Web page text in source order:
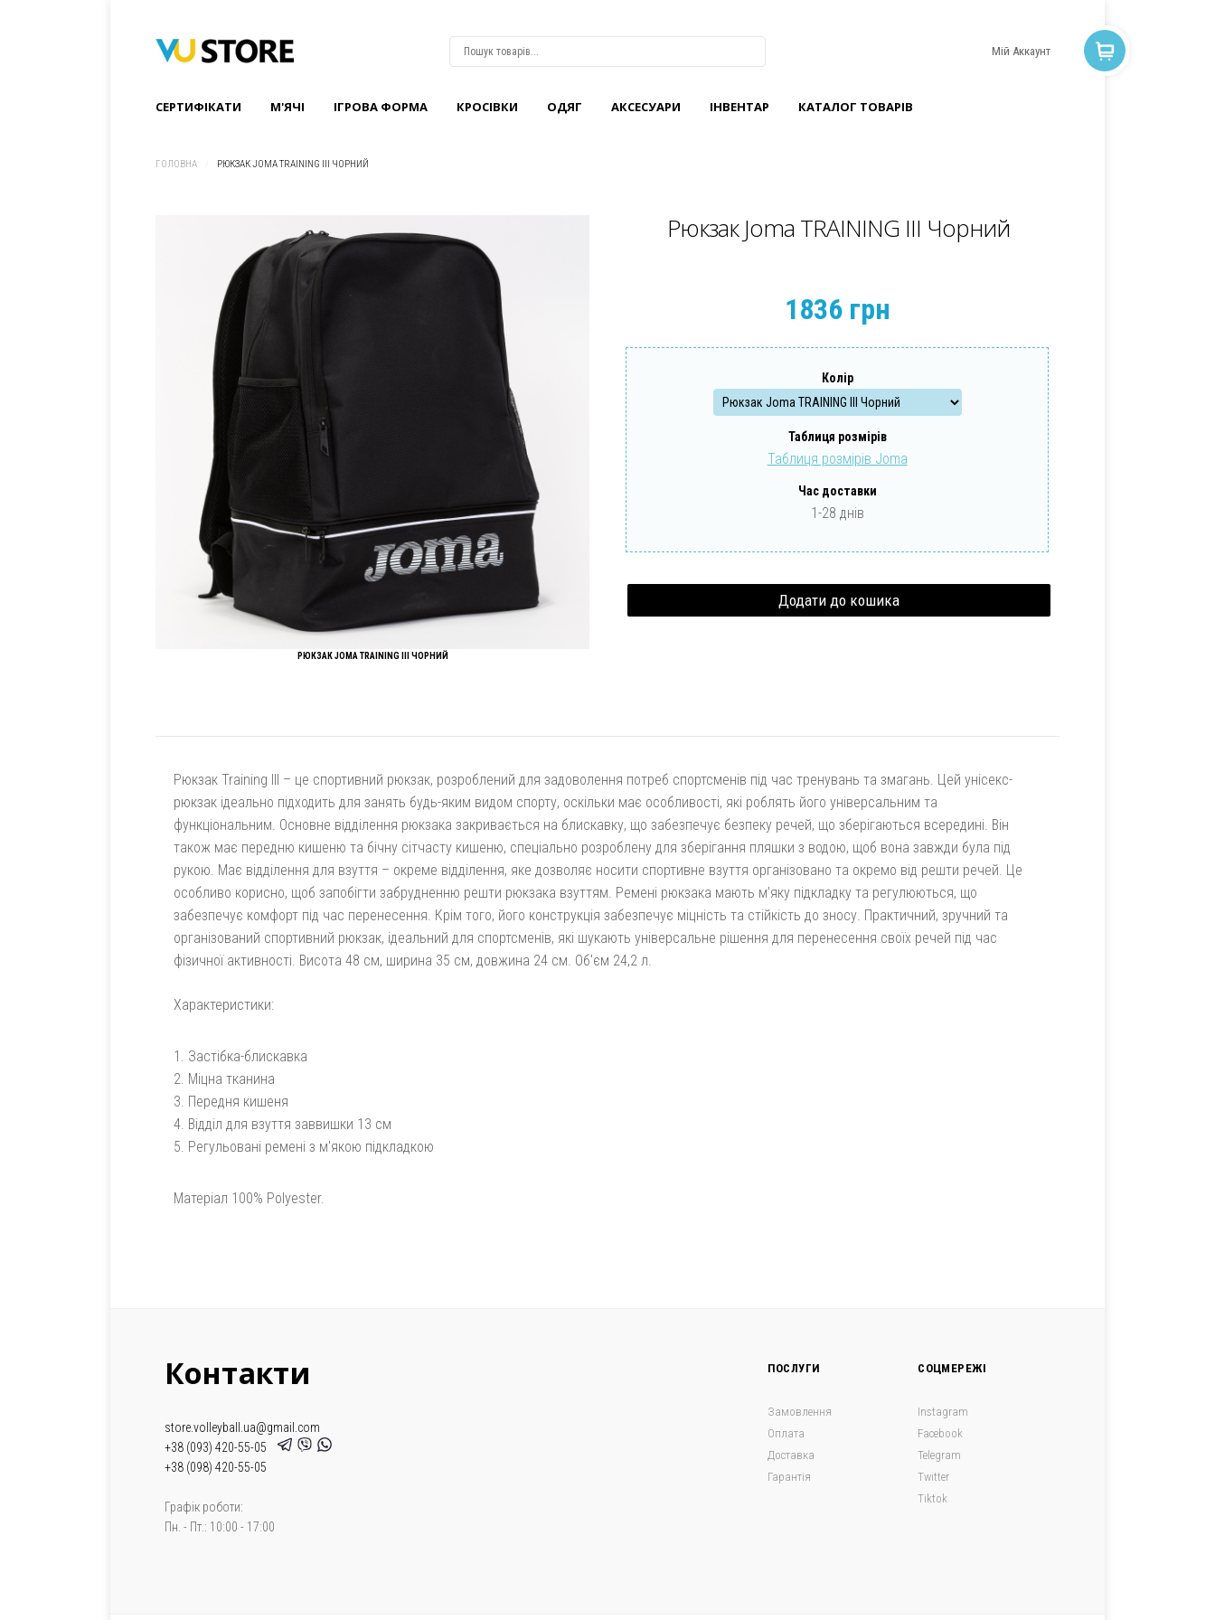
Мій Аккаунт
СЕРТИФІКАТИ M'ЯЧІ ІГРОВА ФОРМА КРОCІВКИ ОДЯГ АКСЕСУАРИ ІНВЕНТАР КАТАЛОГ ТОВАРІВ
ГОЛОВНА РЮКЗАК JOMA TRAINING III ЧОРНИЙ
РЮКЗАК JOMA TRAINING III ЧОРНИЙ
Рюкзак Joma TRAINING III Чорний
1836 грн
Колір
Таблиця розмірів
Таблиця розмірів Joma
Час доставки
1-28 днів
Рюкзак Training III – це спортивний рюкзак, розроблений для задоволення потреб спортсменів під час тренувань та змагань. Цей унісекс-
рюкзак ідеально підходить для занять будь-яким видом спорту, оскільки має особливості, які роблять його універсальним та
функціональним. Основне відділення рюкзака закривається на блискавку, що забезпечує безпеку речей, що зберігаються всередині. Він
також має передню кишеню та бічну сітчасту кишеню, спеціально розроблену для зберігання пляшки з водою, щоб вона завжди була під
рукою. Має відділення для взуття – окреме відділення, яке дозволяє носити спортивне взуття організовано та окремо від решти речей. Це
особливо корисно, щоб запобігти забрудненню решти рюкзака взуттям. Ремені рюкзака мають м’яку підкладку та регулюються, що
забезпечує комфорт під час перенесення. Крім того, його конструкція забезпечує міцність та стійкість до зносу. Практичний, зручний та
організований спортивний рюкзак, ідеальний для спортсменів, які шукають універсальне рішення для перенесення своїх речей під час
фізичної активності. Висота 48 см, ширина 35 см, довжина 24 см. Об'єм 24,2 л.
Характеристики:
Застібка-блискавка
Міцна тканина
Передня кишеня
Відділ для взуття заввишки 13 см
Регульовані ремені з м'якою підкладкою
Матеріал 100% Polyester.
Контакти
store.volleyball.ua@gmail.com
+38 (093) 420-55-05
+38 (098) 420-55-05
Графік роботи:
Пн. - Пт.: 10:00 - 17:00
ПОСЛУГИ
Замовлення
Оплата
Доставка
Гарантія
СОЦМЕРЕЖІ
Instagram
Facebook
Telegram
Twitter
Tiktok
Пароль
Забули свій пароль? Забули свій логін?